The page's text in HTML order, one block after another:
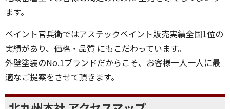
のために謙虚な気持ちを 持ち続け、北九州市を中心とした
ます。
ペイント官兵衛ではアステックペイント販売実績全国1位の
実績があり、価格・品質 にもこだわっています。
適なご提案をさせて頂きます。